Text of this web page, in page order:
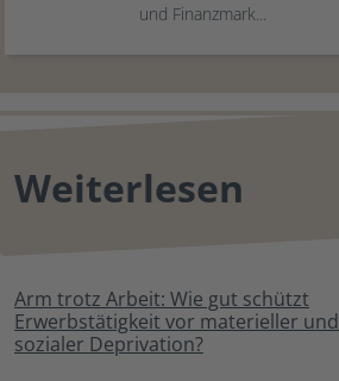
und Finanzmark...
Weiterlesen
Arm trotz Arbeit: Wie gut schützt
Erwerbstätigkeit vor materieller und
sozialer Deprivation?